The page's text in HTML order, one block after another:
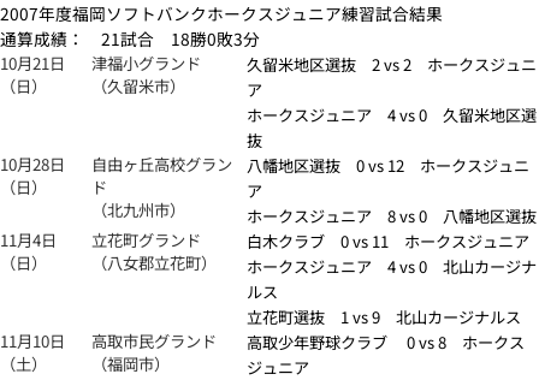
2007年度福岡ソフトバンクホークスジュニア練習試合結果
通算成績： 21試合 18勝0敗3分
10月21日
（日）
津福小グランド
（久留米市）
久留米地区選抜 2 vs 2 ホークスジュニ
ア
ホークスジュニア 4 vs 0 久留米地区選
抜
10月28日
（日）
自由ヶ丘高校グラン
ド
（北九州市）
八幡地区選抜 0 vs 12 ホークスジュニ
ア
ホークスジュニア 8 vs 0 八幡地区選抜
11月4日
（日）
立花町グランド
（八女郡立花町）
白木クラブ 0 vs 11 ホークスジュニア
ホークスジュニア 4 vs 0 北山カージナ
ルス
立花町選抜 1 vs 9 北山カージナルス
11月10日
（土）
高取市民グランド
（福岡市）
高取少年野球クラブ 0 vs 8 ホークス
ジュニア